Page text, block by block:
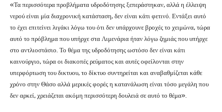
«Τα περισσότερα προβλήματα υδροδότησης ξεπεράστηκαν, αλλά η έλλειψη
νερού είναι μία διαχρονική κατάσταση, δεν είναι κάτι φετινό. Εντάξει αυτό
το έχει επιτείνει λιγάκι λόγω του ότι δεν υπάρχουνε βροχές το χειμώνα, τώρα
αυτό το πρόβλημα που υπήρχε στα Λιμενάρια ήταν λόγω ζημιάς που υπήρχε
στο αντλιοστάσιο. Το θέμα της υδροδότησης ωστόσο δεν είναι κάτι
καινούργιο, τώρα οι διακοπές ρεύματος και αυτές οφείλονται στην
υπερφόρτωση του δικτυου, το δίκτυο συντηρείται και αναβαθμίζεται κάθε
χρόνο στην Θάσο αλλά μερικές φορές η κατανάλωση είναι τόσο μεγάλη που
δεν αρκεί, χρειάζεται ακόμη περισσότερη δουλειά σε αυτό το θέμα».